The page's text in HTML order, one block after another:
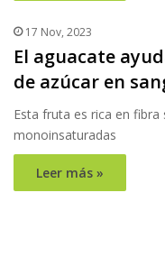
17 Nov, 2023
El aguacate
de azúcar en
Esta fruta es rica en
monoinsaturadas
Leer más »